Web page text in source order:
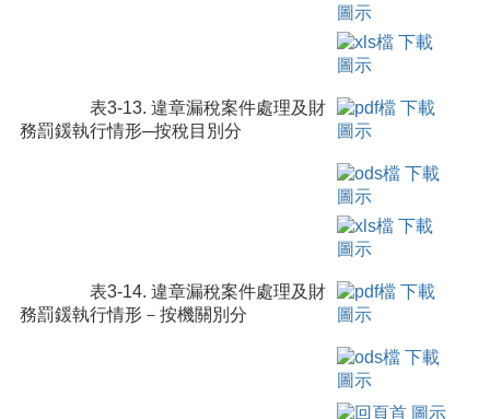
表3-13. 違章漏稅案件處理及財
務罰鍰執行情形─按稅目別分
表3-14. 違章漏稅案件處理及財
務罰鍰執行情形－按機關別分